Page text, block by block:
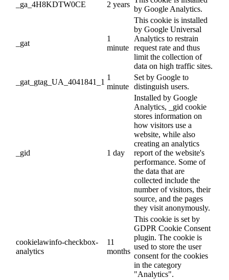
_ga_4H8KDTW0CE 2 years
by Google Analytics.
_gat
1
minute
This cookie is installed
by Google Universal
Analytics to restrain
request rate and thus
limit the collection of
data on high traffic sites.
_gat_gtag_UA_4041841_1
1
minute
Set by Google to
distinguish users.
_gid 1 day
Installed by Google
Analytics, _gid cookie
stores information on
how visitors use a
website, while also
creating an analytics
report of the website's
performance. Some of
the data that are
collected include the
number of visitors, their
source, and the pages
they visit anonymously.
cookielawinfo-checkbox-
analytics
11
months
This cookie is set by
GDPR Cookie Consent
plugin. The cookie is
used to store the user
consent for the cookies
in the category
"Analytics".